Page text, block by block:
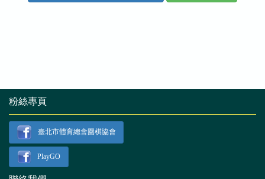
粉絲專頁
臺北市體育總會圍棋協會
PlayGO